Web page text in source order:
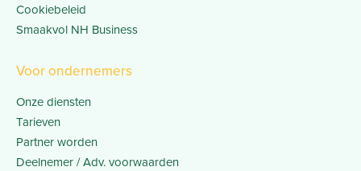
Cookiebeleid
Smaakvol NH Business
Voor ondernemers
Onze diensten
Tarieven
Partner worden
Deelnemer / Adv. voorwaarden